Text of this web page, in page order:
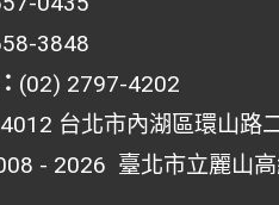
3848
(02) 2797-4202
台北市內湖區環山路
- 2026 臺北市立麗山